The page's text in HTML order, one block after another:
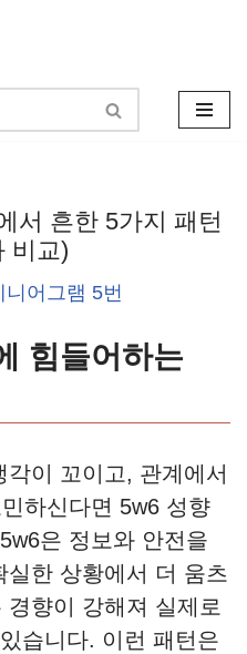
서 흔한 5가지 패턴
비교)
니어그램 5번
힘들어하는
이 꼬이고, 관계에서
민하신다면 5w6 성향
은 정보와 안전을
한 상황에서 더 움츠
향이 강해져 실제로
습니다. 이런 패턴은